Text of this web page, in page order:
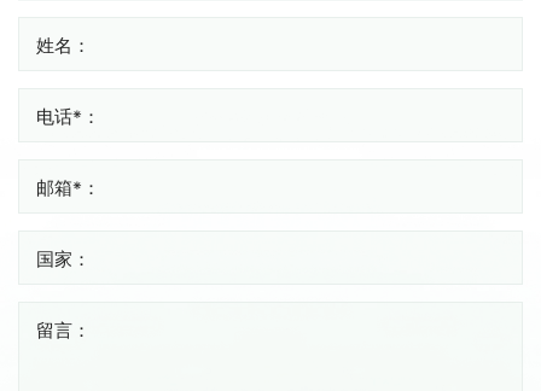
姓名：
电话*：
邮箱*：
国家：
留言：